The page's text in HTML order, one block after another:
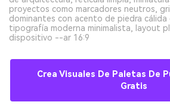
proyectos como marcadores neutros,
dominantes con acento de piedra cálida
tipografía moderna minimalista, layout
dispositivo --ar 16:9
Crea Visuales De Paletas De
Gratis